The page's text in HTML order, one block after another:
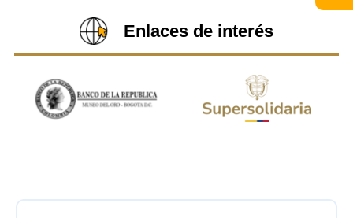
Enlaces de interés